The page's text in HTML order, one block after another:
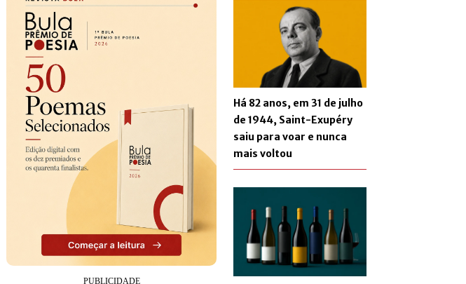
Há 82 anos, em 31 de julho
de 1944, Saint-Exupéry
saiu para voar e nunca
mais voltou